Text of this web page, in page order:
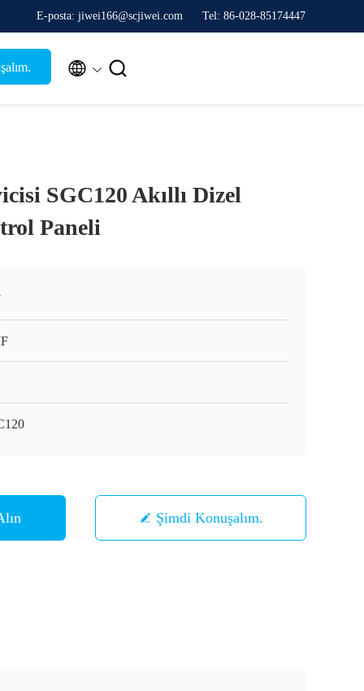
E-posta: jiwei166@scjiwei.com Tel: 86-028-85174447
 
SGC120 Akıllı Dizel
Paneli
Şimdi Konuşalım.